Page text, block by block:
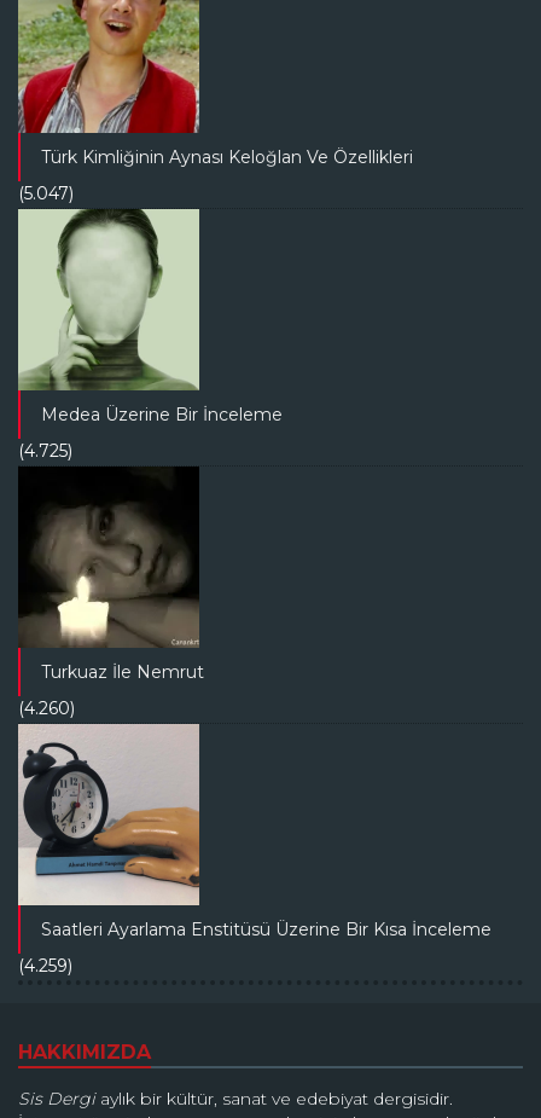
Türk Kimliğinin Aynası Keloğlan Ve Özellikleri
(5.047)
Medea Üzerine Bir İnceleme
(4.725)
Turkuaz İle Nemrut
(4.260)
Saatleri Ayarlama Enstitüsü Üzerine Bir Kısa İnceleme
(4.259)
HAKKIMIZDA
Sis Dergiaylık bir kültür, sanat ve edebiyat dergisidir.